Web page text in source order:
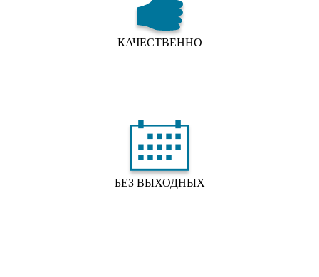
КАЧЕСТВЕННО
БЕЗ ВЫХОДНЫХ